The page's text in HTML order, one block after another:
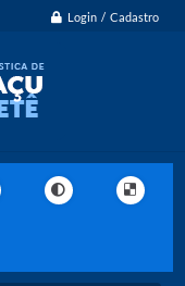
Login / Cadastro